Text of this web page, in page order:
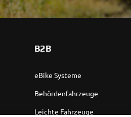
B2B
eBike Systeme
Behördenfahrzeuge
Leichte Fahrzeuge